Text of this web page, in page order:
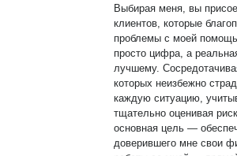
Выбирая меня, вы
клиентов, которые
проблемы с моей помощью. Каждое дело для меня —
просто цифра, а
лучшему. Сосредотачиваясь не на количестве дел, с ростом
которых неизбежно
каждую ситуацию,
тщательно оценивая
основная цель —
доверившего мне свои